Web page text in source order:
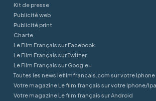
Kit de presse
Publicité web
Publicité print
Charte
Le Film Français sur Facebook
Le Film Français sur Twitter
Le Film Français sur Google+
Toutes les news lefilmfrancais.com sur votre Iphone
Votre magazine Le film français sur votre Iphone/
Votre magazine Le film français sur Android